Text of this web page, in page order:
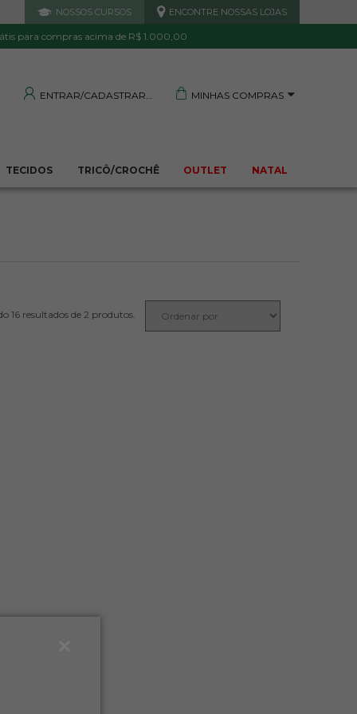
NOSSOS CURSOS ENCONTRE NOSSAS LOJAS
para compras acima de R$ 1.000,00
ENTRAR/CADASTRAR MINHAS COMPRAS
TECIDOS TRICÔ/CROCHÊ OUTLET NATAL
QUALIDADE TRANQUILIDADE E PROTEÇÃO
2